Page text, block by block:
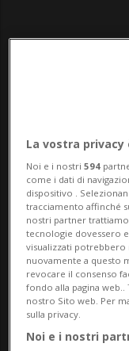
COPPA SPENGLER
Coppa
quarta
La vostra
Noi e i nostri594
come i dati di
dispositivo .
tracciamento affinché
nostri partner
tecnologie dovessero
visualizzati potrebbero
nuovamente a questo
revocare il consenso
fondo alla pagina
nostro Sito web. Per
sulla privacy.
Noi e i nostri